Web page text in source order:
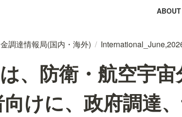
ABOUT
調達情報局(国内・海外) /
、防衛・航空宇宙
けに、政府調達